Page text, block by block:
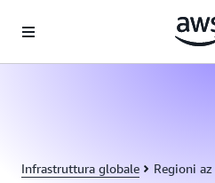
Infrastruttura globale Regioni az